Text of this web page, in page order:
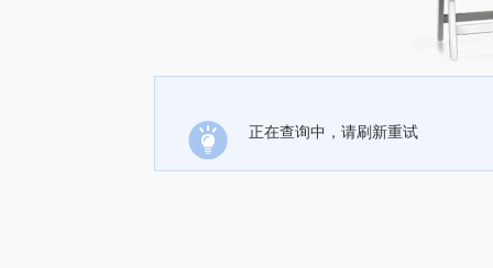
正在查询中，请刷新重试